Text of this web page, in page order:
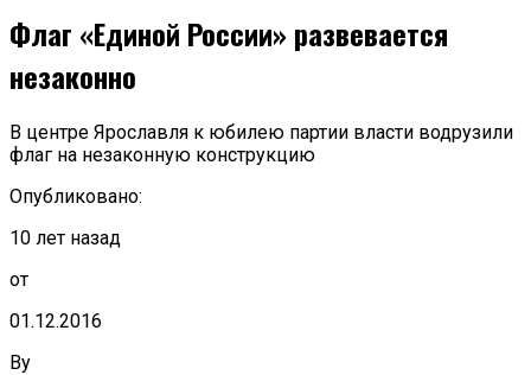
Флаг «Единой России» развевается
незаконно
В центре Ярославля к юбилею партии власти водрузили
флаг на незаконную конструкцию
Опубликовано:
10 лет назад
от
01.12.2016
By